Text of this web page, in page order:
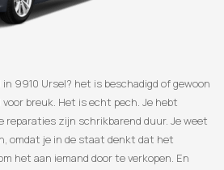
9910 Ursel? het is beschadigd of gewoon
breuk. Het is echt pech. Je hebt
reparaties zijn schrikbarend duur. Je weet
omdat je in de staat denkt dat het
het aan iemand door te verkopen. En